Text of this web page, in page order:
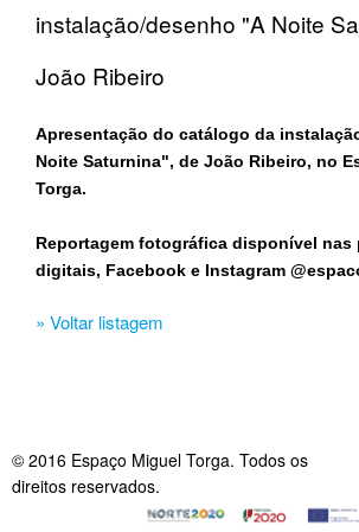
instalação/desenho "A Noite
João Ribeiro
Apresentação do catálogo da
Noite Saturnina", de João Ribeiro, no
Torga.
Reportagem fotográfica disponível nas
digitais, Facebook e Instagram
» Voltar listagem
© 2016 Espaço Miguel Torga. Todos os
direitos reservados.